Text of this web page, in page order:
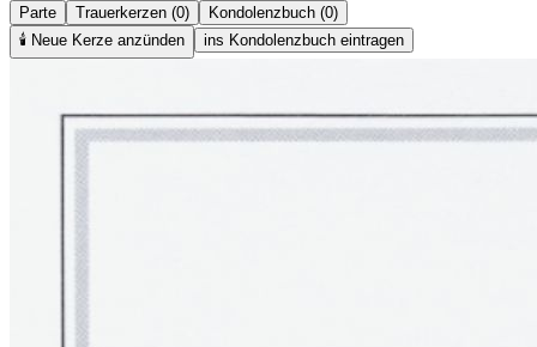
Parte Trauerkerzen (0)
Kondolenzbuch (0)
🕯️ Neue Kerze anzünden ins Kondolenzbuch eintragen